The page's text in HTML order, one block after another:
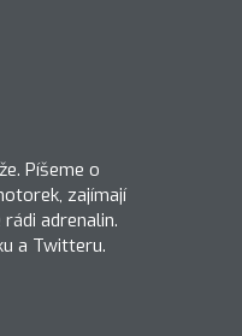
Píšeme o
zajímají
adrenalin.
a Twitteru.